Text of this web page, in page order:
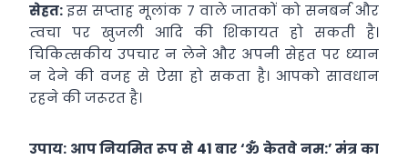
सेहत:इस सप्‍ताह मूलांक 7 वाले जातकों को सनबर्न और
त्‍वचा पर खुजली आदि की शिकायत हो सकती है।
चिकित्‍सकीय उपचार न लेने और अपनी सेहत पर ध्‍यान
न देने की वजह से ऐसा हो सकता है। आपको सावधान
रहने की जरूरत है।
उपाय: आप नियमित रूप से 41 बार ‘ॐ केतवे नम:’ मंत्र का